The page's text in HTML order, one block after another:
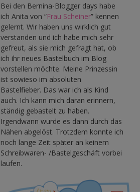
Bei den Bernina-Blogger days habe
ich Anita von “Frau Scheiner” kennen
gelernt. Wir haben uns wirklich gut
verstanden und ich habe mich sehr
gefreut, als sie mich gefragt hat, ob
ich ihr neues Bastelbuch im Blog
vorstellen möchte. Meine Prinzessin
ist sowieso im absoluten
Bastelfieber. Das war ich als Kind
auch. Ich kann mich daran erinnern,
ständig gebastelt zu haben.
Irgendwann wurde es dann durch das
Nähen abgelöst. Trotzdem konnte ich
noch lange Zeit später an keinem
Schreibwaren- /Bastelgeschäft vorbei
laufen.